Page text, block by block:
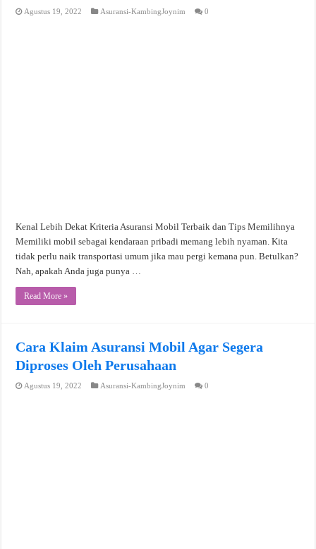
Agustus 19, 2022 Asuransi-KambingJoynim 0
Kenal Lebih Dekat Kriteria Asuransi Mobil Terbaik dan Tips Memilihnya
Memiliki mobil sebagai kendaraan pribadi memang lebih nyaman. Kita
tidak perlu naik transportasi umum jika mau pergi kemana pun. Betulkan?
Nah, apakah Anda juga punya …
Read More »
Cara Klaim Asuransi Mobil Agar Segera
Diproses Oleh Perusahaan
Agustus 19, 2022 Asuransi-KambingJoynim 0